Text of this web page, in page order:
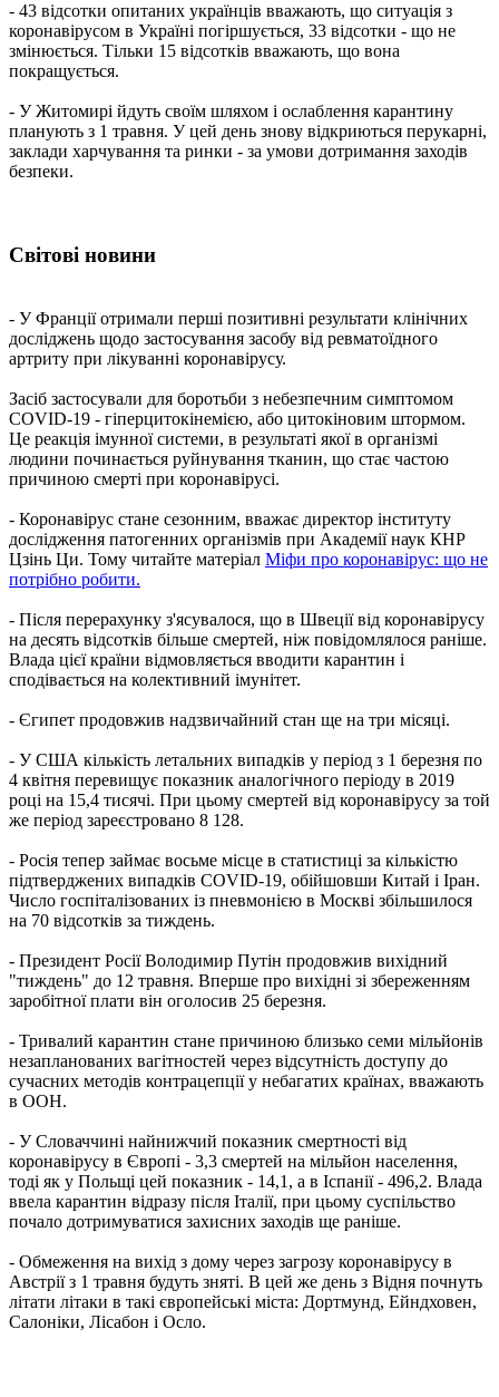
- 43 відсотки опитаних українців вважають, що ситуація з
коронавірусом в Україні погіршується, 33 відсотки - що не
змінюється. Тільки 15 відсотків вважають, що вона
покращується.
- У Житомирі йдуть своїм шляхом і ослаблення карантину
планують з 1 травня. У цей день знову відкриються перукарні,
заклади харчування та ринки - за умови дотримання заходів
безпеки.
Світові новини
- У Франції отримали перші позитивні результати клінічних
досліджень щодо застосування засобу від ревматоїдного
артриту при лікуванні коронавірусу.
Засіб застосували для боротьби з небезпечним симптомом
COVID-19 - гіперцитокінемією, або цитокіновим штормом.
Це реакція імунної системи, в результаті якої в організмі
людини починається руйнування тканин, що стає частою
причиною смерті при коронавірусі.
- Коронавірус стане сезонним, вважає директор інституту
дослідження патогенних організмів при Академії наук КНР
Цзінь Ци. Тому читайте матеріал Міфи про коронавірус: що не
потрібно робити.
- Після перерахунку з'ясувалося, що в Швеції від коронавірусу
на десять відсотків більше смертей, ніж повідомлялося раніше.
Влада цієї країни відмовляється вводити карантин і
сподівається на колективний імунітет.
- Єгипет продовжив надзвичайний стан ще на три місяці.
- У США кількість летальних випадків у період з 1 березня по
4 квітня перевищує показник аналогічного періоду в 2019
році на 15,4 тисячі. При цьому смертей від коронавірусу за той
же період зареєстровано 8 128.
- Росія тепер займає восьме місце в статистиці за кількістю
підтверджених випадків COVID-19, обійшовши Китай і Іран.
Число госпіталізованих із пневмонією в Москві збільшилося
на 70 відсотків за тиждень.
- Президент Росії Володимир Путін продовжив вихідний
"тиждень" до 12 травня. Вперше про вихідні зі збереженням
заробітної плати він оголосив 25 березня.
- Тривалий карантин стане причиною близько семи мільйонів
незапланованих вагітностей через відсутність доступу до
сучасних методів контрацепції у небагатих країнах, вважають
в ООН.
- У Словаччині найнижчий показник смертності від
коронавірусу в Європі - 3,3 смертей на мільйон населення,
тоді як у Польщі цей показник - 14,1, а в Іспанії - 496,2. Влада
ввела карантин відразу після Італії, при цьому суспільство
почало дотримуватися захисних заходів ще раніше.
- Обмеження на вихід з дому через загрозу коронавірусу в
Австрії з 1 травня будуть зняті. В цей же день з Відня почнуть
літати літаки в такі європейські міста: Дортмунд, Ейндховен,
Салоніки, Лісабон і Осло.